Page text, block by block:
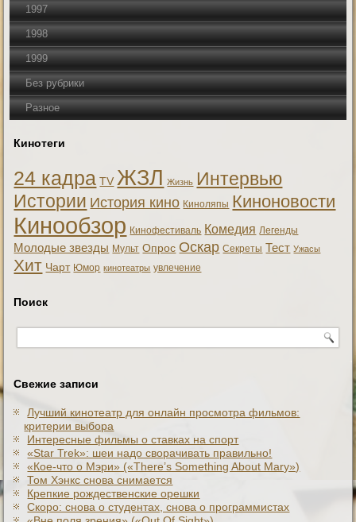
1997
1998
1999
Без рубрики
Разное
Кинотеги
24 кадра TV ЖЗЛ Жизнь Интервью
Истории История кино Киноляпы Киноновости
Кинообзор Кинофестиваль Комедия Легенды
Молодые звезды Мульт Опрос Оскар Секреты Тест Ужасы
Хит Чарт Юмор кинотеатры увлечение
Поиск
Свежие записи
Лучший кинотеатр для онлайн просмотра фильмов:
критерии выбора
Интересные фильмы о ставках на спорт
«Star Trek»: шеи надо сворачивать правильно!
«Кое-что о Мэри» («There’s Something About Mary»)
Том Хэнкс снова снимается
Крепкие рождественские орешки
Скоро: снова о студентах, снова о программистах